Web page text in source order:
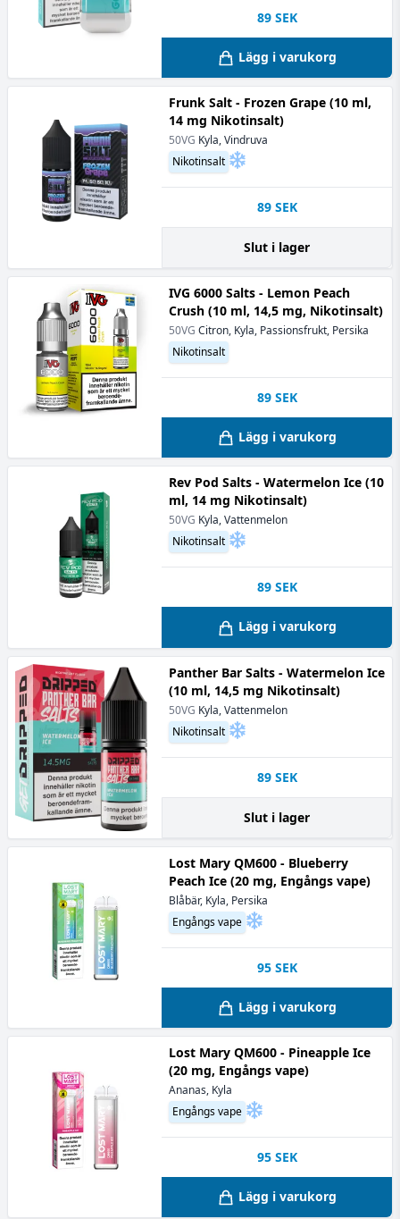
89 SEK
Lägg i varukorg
Frunk Salt - Frozen Grape (10 ml,
14 mg Nikotinsalt)
50VG Kyla, Vindruva
Nikotinsalt
89 SEK
Slut i lager
IVG 6000 Salts - Lemon Peach
Crush (10 ml, 14,5 mg, Nikotinsalt)
50VG Citron, Kyla, Passionsfrukt, Persika
Nikotinsalt
89 SEK
Lägg i varukorg
Rev Pod Salts - Watermelon Ice (10
ml, 14 mg Nikotinsalt)
50VG Kyla, Vattenmelon
Nikotinsalt
89 SEK
Lägg i varukorg
Panther Bar Salts - Watermelon Ice
(10 ml, 14,5 mg Nikotinsalt)
50VG Kyla, Vattenmelon
Nikotinsalt
89 SEK
Slut i lager
Lost Mary QM600 - Blueberry
Peach Ice (20 mg, Engångs vape)
Blåbär, Kyla, Persika
Engångs vape
95 SEK
Lägg i varukorg
Lost Mary QM600 - Pineapple Ice
(20 mg, Engångs vape)
Ananas, Kyla
Engångs vape
95 SEK
Lägg i varukorg